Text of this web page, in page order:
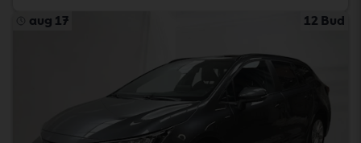
aug 17 12 Bud